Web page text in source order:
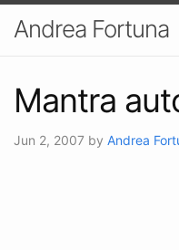
Andrea Fortuna
Mantra
Jun 2, 2007 by Andrea